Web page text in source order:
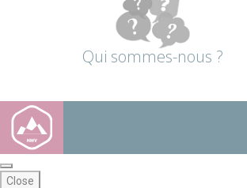
Qui sommes-nous ?
Close